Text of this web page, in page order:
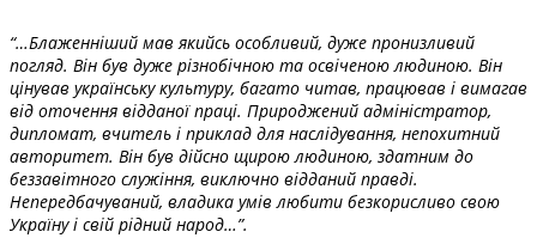
“…Блаженніший мав якийсь особливий, дуже пронизливий
погляд. Він був дуже різнобічною та освіченою людиною. Він
цінував українську культуру, багато читав, працював і вимагав
від оточення відданої праці. Природжений адміністратор,
дипломат, вчитель і приклад для наслідування, непохитний
авторитет. Він був дійсно щирою людиною, здатним до
беззавітного служіння, виключно відданий правді.
Непередбачуваний, владика умів любити безкорисливо свою
Україну і свій рідний народ…”.